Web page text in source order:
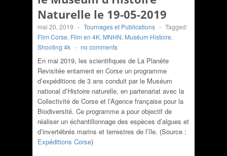
Naturelle le 19-05-2019
mai 20, 2019 - Tournages et Publications - Tagged:
Film Corse, Film en 4K, MNHN, Muséum Histoire,
Shooting 4k - no comments
En mai 2019, les scientifiques de La Planète
Revisitée entament en Corse un programme
d’expéditions de 3 ans conduit par le Muséum
national d’Histoire naturelle, en partenariat avec la
Collectivité de Corse et l’Agence française pour la
Biodiversité. Ce programme a pour objectif de
réaliser un échantillonnage des espèces d’algues et
d’invertébrés marins et terrestres de l’île. (Source :
Expéditions Corse)